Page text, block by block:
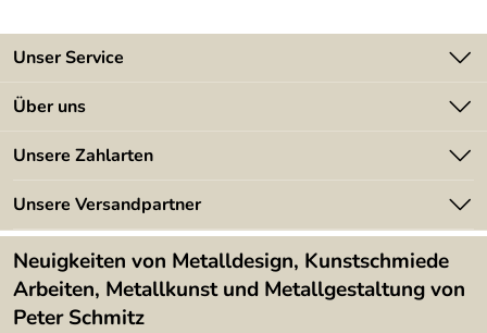
Unser Service
Kontakt
Kundeninformationen
Newsletter
Lieferbedingungen
Über uns
Angebote
Kundenbewertungen (394)
4,9/5
Unsere Zahlarten
Unsere Versandpartner
Neuigkeiten von Metalldesign, Kunstschmiede
Arbeiten, Metallkunst und Metallgestaltung von
Peter Schmitz